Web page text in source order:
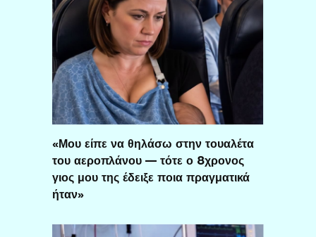
«Μου είπε να θηλάσω στην τουαλέτα
του αεροπλάνου — τότε ο 8χρονος
γιος μου της έδειξε ποια πραγματικά
ήταν»